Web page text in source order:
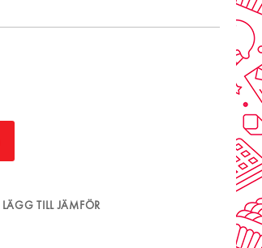
LÄGG TILL JÄMFÖR